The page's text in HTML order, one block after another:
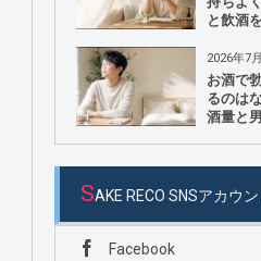
と飲酒
2026年7
お酒で
るのは
酒量と
SAKE RECO SNSアカウン
Facebook